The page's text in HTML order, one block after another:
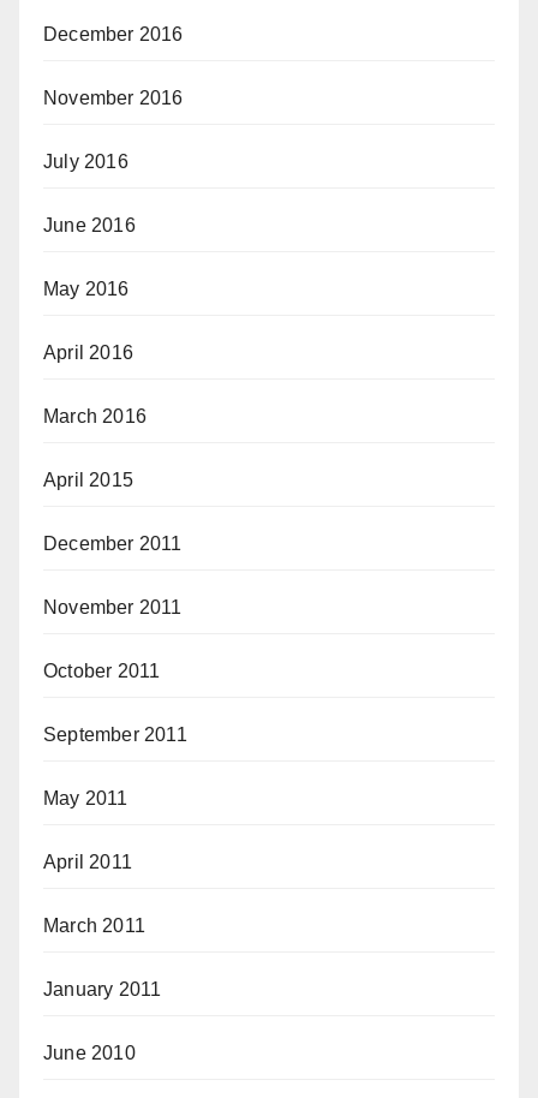
December 2016
November 2016
July 2016
June 2016
May 2016
April 2016
March 2016
April 2015
December 2011
November 2011
October 2011
September 2011
May 2011
April 2011
March 2011
January 2011
June 2010